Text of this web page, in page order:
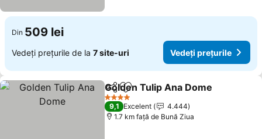
Din 509 lei
Vedeți prețurile de la 7 site-uri Vedeți prețurile
DistribuițiAdăugaţi la favorite
Golden Tulip Ana Dome
4 Stele
9,1 Excelent
4.444
1.7 km faţă de Bună Ziua